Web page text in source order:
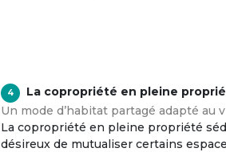
4
La copropriété en pleine
Un mode d’habitat partagé adapté au
La copropriété en pleine propriété
désireux de mutualiser certains